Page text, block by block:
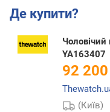
Де купити?
YA163407
92 200
(Київ)